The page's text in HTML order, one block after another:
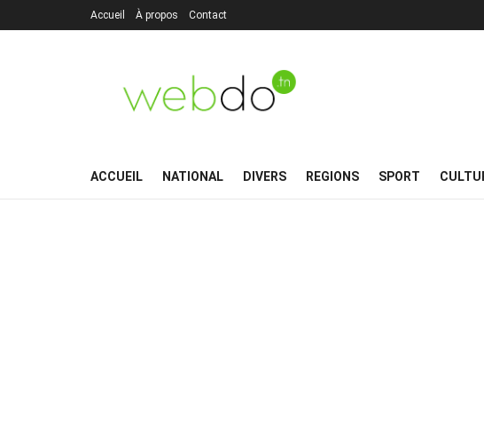
Accueil À propos Contact
ACCUEIL NATIONAL DIVERS REGIONS SPORT